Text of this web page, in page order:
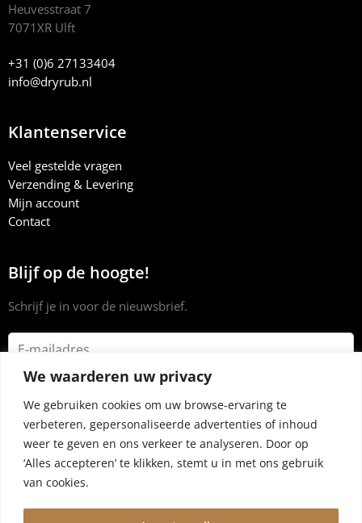
We waarderen uw privacy
We gebruiken cookies om uw browse-ervaring te
verbeteren, gepersonaliseerde advertenties of inhoud
weer te geven en ons verkeer te analyseren. Door op
‘Alles accepteren’ te klikken, stemt u in met ons gebruik
van cookies.
Heuvesstraat 7
7071XR Ulft
+31 (0)6 27133404
info@dryrub.nl
Klantenservice
Veel gestelde vragen
Verzending & Levering
Mijn account
Contact
Blijf op de hoogte!
Schrijf je in voor de nieuwsbrief.